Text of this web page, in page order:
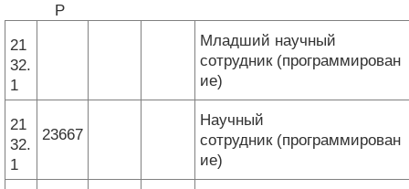
Р
21
32.
1
Младший научный
сотрудник (программирован
ие)
21
32.
1
23667
Научный
сотрудник (программирован
ие)